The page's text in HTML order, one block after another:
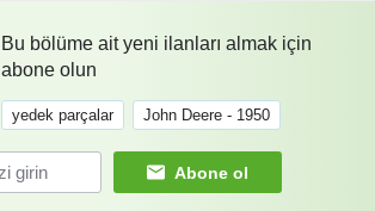
Bu bölüme ait yeni ilanları almak için
abone olun
yedek parçalar John Deere - 1950
Abone ol